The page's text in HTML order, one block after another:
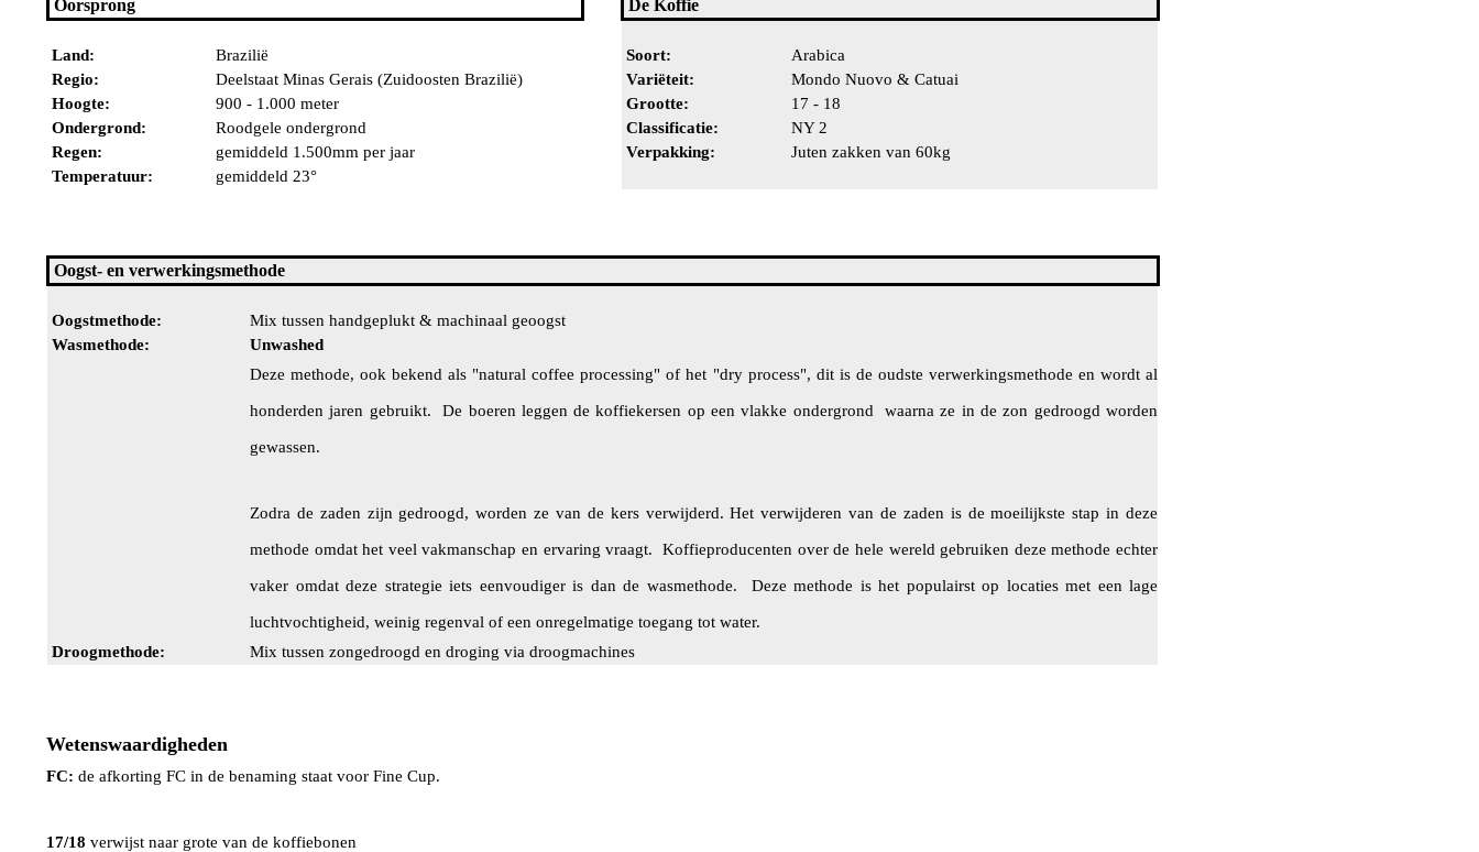
Oorsprong De Koffie
Land: Brazilië Soort:
Arabica
Regio:
Deelstaat Minas Gerais (Zuidoosten Brazilië) Variëteit:
Mondo Nuovo & Catuai
Hoogte:
900 - 1.000 meter Grootte:
17 - 18
Ondergrond:
Roodgele ondergrond Classificatie:
NY 2
Regen:
gemiddeld 1.500mm per jaar Verpakking:
Juten zakken van 60kg
Temperatuur:
gemiddeld 23°
Oogst- en verwerkingsmethode
Oogstmethode:
Mix tussen handgeplukt & machinaal geoogst
Wasmethode:
Unwashed
Deze methode, ook bekend als "natural coffee processing" of het "dry process", dit is de oudste verwerkingsmethode en wordt al
honderden jaren gebruikt. De boeren leggen de koffiekersen op een vlakke ondergrond waarna ze in de zon gedroogd worden
gewassen.
Zodra de zaden zijn gedroogd, worden ze van de kers verwijderd. Het verwijderen van de zaden is de moeilijkste stap in deze
methode omdat het veel vakmanschap en ervaring vraagt. Koffieproducenten over de hele wereld gebruiken deze methode echter
vaker omdat deze strategie iets eenvoudiger is dan de wasmethode. Deze methode is het populairst op locaties met een lage
luchtvochtigheid, weinig regenval of een onregelmatige toegang tot water.
Droogmethode:
Mix tussen zongedroogd en droging via droogmachines
Wetenswaardigheden
FC: de afkorting FC in de benaming staat voor Fine Cup.
17/18 verwijst naar grote van de koffiebonen